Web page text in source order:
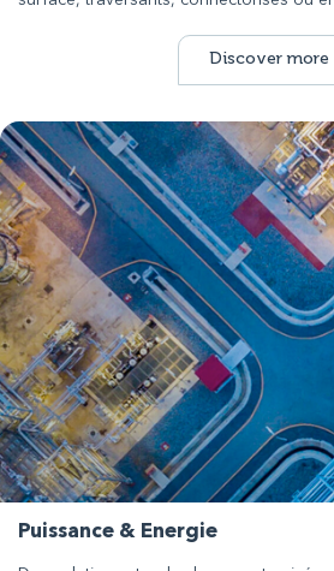
Discover more
Puissance & Energie